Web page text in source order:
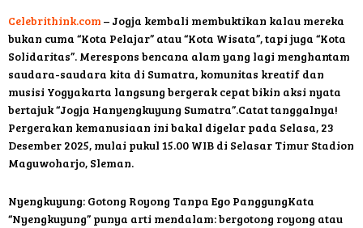
Celebrithink.com – Jogja kembali membuktikan kalau mereka
bukan cuma “Kota Pelajar” atau “Kota Wisata”, tapi juga “Kota
Solidaritas”. Merespons bencana alam yang lagi menghantam
saudara-saudara kita di Sumatra, komunitas kreatif dan
musisi Yogyakarta langsung bergerak cepat bikin aksi nyata
bertajuk “Jogja Hanyengkuyung Sumatra”.Catat tanggalnya!
Pergerakan kemanusiaan ini bakal digelar pada Selasa, 23
Desember 2025, mulai pukul 15.00 WIB di Selasar Timur Stadion
Maguwoharjo, Sleman.
Nyengkuyung: Gotong Royong Tanpa Ego PanggungKata
“Nyengkuyung” punya arti mendalam: bergotong royong atau